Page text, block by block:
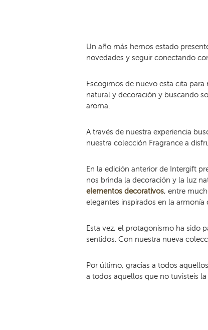
Un año más hemos estado
novedades y seguir conectando
Escogimos de nuevo esta cita
natural y decoración y buscando
aroma.
A través de nuestra experiencia
nuestra colección Fragrance a
En la edición anterior de Intergift
nos brinda la decoración y la luz
elementos decorativos, entre
elegantes inspirados en la armonía
Esta vez, el protagonismo ha sido
sentidos. Con nuestra nueva
Por último, gracias a todos
a todos aquellos que no tuvisteis